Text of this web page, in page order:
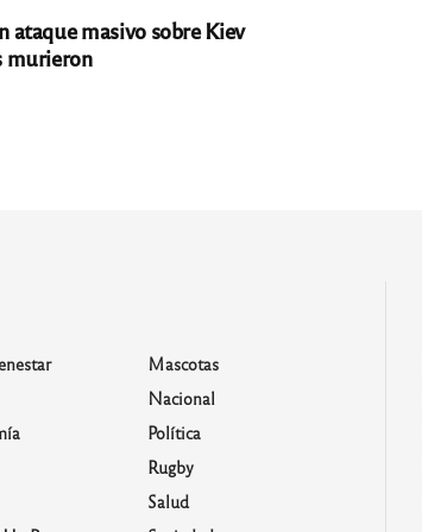
ataque masivo sobre Kiev
murieron
Mascotas
Nacional
Política
Rugby
Salud